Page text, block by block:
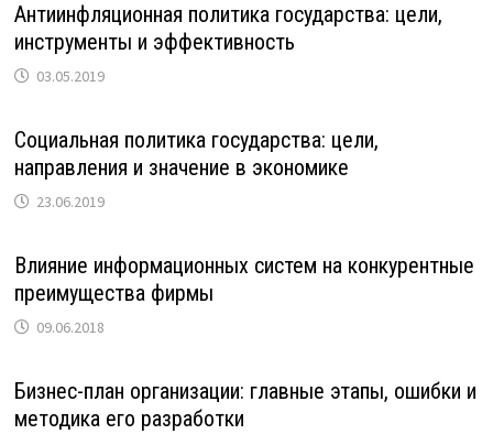
Антиинфляционная политика государства: цели,
инструменты и эффективность
03.05.2019
Социальная политика государства: цели,
направления и значение в экономике
23.06.2019
Влияние информационных систем на конкурентные
преимущества фирмы
09.06.2018
Бизнес-план организации: главные этапы, ошибки и
методика его разработки